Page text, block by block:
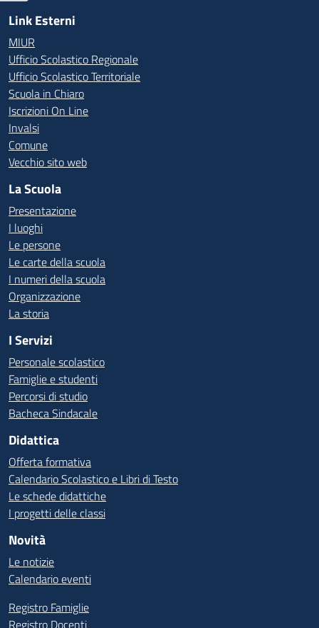
Link Esterni
MIUR
Ufficio Scolastico Regionale
Ufficio Scolastico Territoriale
Scuola in Chiaro
Iscrizioni On Line
Invalsi
Comune
Vecchio sito web
La Scuola
Presentazione
I luoghi
Le persone
Le carte della scuola
I numeri della scuola
Organizzazione
La storia
I Servizi
Personale scolastico
Famiglie e studenti
Percorsi di studio
Bacheca Sindacale
Didattica
Offerta formativa
Calendario Scolastico e Libri di Testo
Le schede didattiche
I progetti delle classi
Novità
Le notizie
Calendario eventi
Registro Famiglie
Registro Docenti